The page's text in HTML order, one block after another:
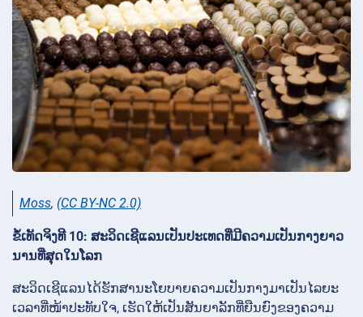
Moss, (CC BY-NC 2.0)
ຂໍ້ເທັດຈິງທີ 10: ສະວິດເຊີແລນເປັນປະເທດທີ່ມີຄວາມເປັນກາງຍາວ
ນານທີ່ສຸດໃນໂລກ
ສະວິດເຊີແລນໄດ້ຮັກສານະໂຍບາຍຄວາມເປັນກາງມາເປັນໄລຍະ
ເວລາທີ່ໜ້າປະທັບໃຈ, ເຮັດໃຫ້ເປັນສັນຍາລັກທີ່ຍືນຍົງຂອງຄວາມ